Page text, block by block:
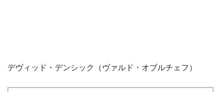
デヴィッド・デンシック（ヴァルド・オブルチェフ）